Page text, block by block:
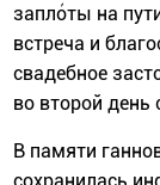
запло́ты на
встреча и
свадебное
во второй день
В памяти